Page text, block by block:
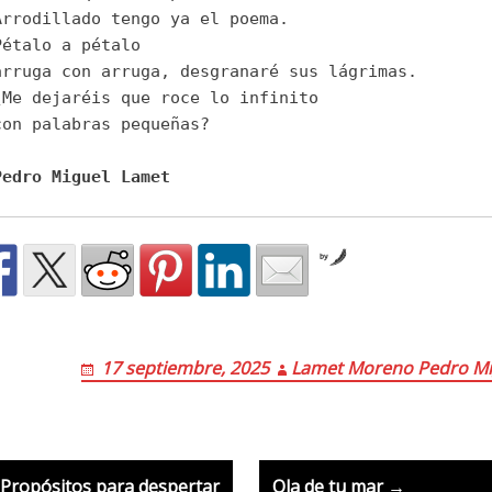
tengo ya el poema.
a pétalo
con arruga, desgranaré sus lágrimas.
dejaréis que roce lo infinito
palabras pequeñas?
Miguel Lamet
by
17 septiembre, 2025 Lamet Moreno Pedro
Ola de tu mar →
para despertar